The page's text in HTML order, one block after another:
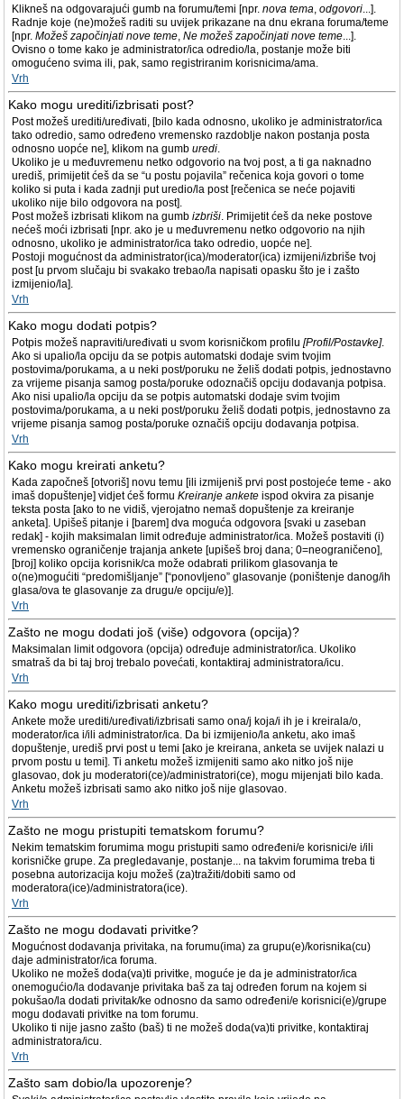
Klikneš na odgovarajući gumb na forumu/temi [npr. nova tema, odgovori...].
Radnje koje (ne)možeš raditi su uvijek prikazane na dnu ekrana foruma/teme
[npr. Možeš započinjati nove teme, Ne možeš započinjati nove teme...].
Ovisno o tome kako je administrator/ica odredio/la, postanje može biti
omogućeno svima ili, pak, samo registriranim korisnicima/ama.
Vrh
Kako mogu urediti/izbrisati post?
Post možeš urediti/uređivati, [bilo kada odnosno, ukoliko je administrator/ica
tako odredio, samo određeno vremensko razdoblje nakon postanja posta
odnosno uopće ne], klikom na gumb uredi.
Ukoliko je u međuvremenu netko odgovorio na tvoj post, a ti ga naknadno
urediš, primijetit ćeš da se “u postu pojavila” rečenica koja govori o tome
koliko si puta i kada zadnji put uredio/la post [rečenica se neće pojaviti
ukoliko nije bilo odgovora na post].
Post možeš izbrisati klikom na gumb izbriši. Primijetit ćeš da neke postove
nećeš moći izbrisati [npr. ako je u međuvremenu netko odgovorio na njih
odnosno, ukoliko je administrator/ica tako odredio, uopće ne].
Postoji mogućnost da administrator(ica)/moderator(ica) izmijeni/izbriše tvoj
post [u prvom slučaju bi svakako trebao/la napisati opasku što je i zašto
izmijenio/la].
Vrh
Kako mogu dodati potpis?
Potpis možeš napraviti/uređivati u svom korisničkom profilu [Profil/Postavke].
Ako si upalio/la opciju da se potpis automatski dodaje svim tvojim
postovima/porukama, a u neki post/poruku ne želiš dodati potpis, jednostavno
za vrijeme pisanja samog posta/poruke odoznačiš opciju dodavanja potpisa.
Ako nisi upalio/la opciju da se potpis automatski dodaje svim tvojim
postovima/porukama, a u neki post/poruku želiš dodati potpis, jednostavno za
vrijeme pisanja samog posta/poruke označiš opciju dodavanja potpisa.
Vrh
Kako mogu kreirati anketu?
Kada započneš [otvoriš] novu temu [ili izmijeniš prvi post postojeće teme - ako
imaš dopuštenje] vidjet ćeš formu Kreiranje ankete ispod okvira za pisanje
teksta posta [ako to ne vidiš, vjerojatno nemaš dopuštenje za kreiranje
anketa]. Upišeš pitanje i [barem] dva moguća odgovora [svaki u zaseban
redak] - kojih maksimalan limit određuje administrator/ica. Možeš postaviti (i)
vremensko ograničenje trajanja ankete [upišeš broj dana; 0=neograničeno],
[broj] koliko opcija korisnik/ca može odabrati prilikom glasovanja te
o(ne)mogućiti “predomišljanje” [“ponovljeno” glasovanje (poništenje danog/ih
glasa/ova te glasovanje za drugu/e opciju/e)].
Vrh
Zašto ne mogu dodati još (više) odgovora (opcija)?
Maksimalan limit odgovora (opcija) određuje administrator/ica. Ukoliko
smatraš da bi taj broj trebalo povećati, kontaktiraj administratora/icu.
Vrh
Kako mogu urediti/izbrisati anketu?
Ankete može urediti/uređivati/izbrisati samo ona/j koja/i ih je i kreirala/o,
moderator/ica i/ili administrator/ica. Da bi izmijenio/la anketu, ako imaš
dopuštenje, urediš prvi post u temi [ako je kreirana, anketa se uvijek nalazi u
prvom postu u temi]. Ti anketu možeš izmijeniti samo ako nitko još nije
glasovao, dok ju moderatori(ce)/administratori(ce), mogu mijenjati bilo kada.
Anketu možeš izbrisati samo ako nitko još nije glasovao.
Vrh
Zašto ne mogu pristupiti tematskom forumu?
Nekim tematskim forumima mogu pristupiti samo određeni/e korisnici/e i/ili
korisničke grupe. Za pregledavanje, postanje... na takvim forumima treba ti
posebna autorizacija koju možeš (za)tražiti/dobiti samo od
moderatora(ice)/administratora(ice).
Vrh
Zašto ne mogu dodavati privitke?
Mogućnost dodavanja privitaka, na forumu(ima) za grupu(e)/korisnika(cu)
daje administrator/ica foruma.
Ukoliko ne možeš doda(va)ti privitke, moguće je da je administrator/ica
onemogućio/la dodavanje privitaka baš za taj određen forum na kojem si
pokušao/la dodati privitak/ke odnosno da samo određeni/e korisnici(e)/grupe
mogu dodavati privitke na tom forumu.
Ukoliko ti nije jasno zašto (baš) ti ne možeš doda(va)ti privitke, kontaktiraj
administratora/icu.
Vrh
Zašto sam dobio/la upozorenje?